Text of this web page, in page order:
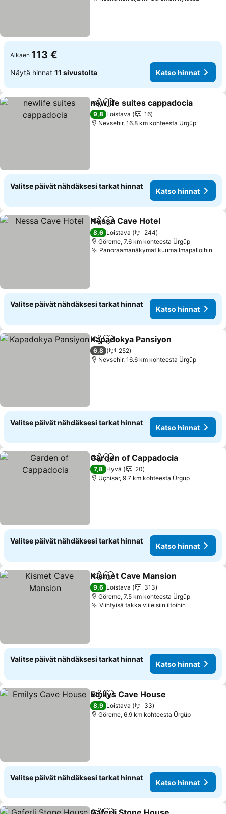
Alkaen 113 €
Näytä hinnat 11 sivustolta Katso hinnat
Jaa Lisää suosikkeihin
newlife suites cappadocia
9,8 Loistava
16
Nevsehir, 16.8 km kohteesta Ürgüp
Valitse päivät nähdäksesi tarkat hinnat
Katso hinnat
Jaa Lisää suosikkeihin
Nessa Cave Hotel
8,6 Loistava
244
Göreme, 7.6 km kohteesta Ürgüp
Panoraamanäkymät kuumailmapalloihin
Valitse päivät nähdäksesi tarkat hinnat
Katso hinnat
Jaa Lisää suosikkeihin
Kapadokya Pansiyon
6,8
252
Nevsehir, 16.6 km kohteesta Ürgüp
Valitse päivät nähdäksesi tarkat hinnat
Katso hinnat
Jaa Lisää suosikkeihin
Garden of Cappadocia
7,8 Hyvä
20
Uçhisar, 9.7 km kohteesta Ürgüp
Valitse päivät nähdäksesi tarkat hinnat
Katso hinnat
Jaa Lisää suosikkeihin
Kismet Cave Mansion
9,6 Loistava
313
Göreme, 7.5 km kohteesta Ürgüp
Viihtyisä takka viileisiin iltoihin
Valitse päivät nähdäksesi tarkat hinnat
Katso hinnat
Jaa Lisää suosikkeihin
Emilys Cave House
8,9 Loistava
33
Göreme, 6.9 km kohteesta Ürgüp
Valitse päivät nähdäksesi tarkat hinnat
Katso hinnat